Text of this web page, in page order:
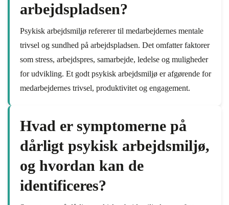
arbejdspladsen?
Psykisk arbejdsmiljø refererer til medarbejdernes mentale
trivsel og sundhed på arbejdspladsen. Det omfatter faktorer
som stress, arbejdspres, samarbejde, ledelse og muligheder
for udvikling. Et godt psykisk arbejdsmiljø er afgørende for
medarbejdernes trivsel, produktivitet og engagement.
Hvad er symptomerne på
dårligt psykisk arbejdsmiljø,
og hvordan kan de
identificeres?